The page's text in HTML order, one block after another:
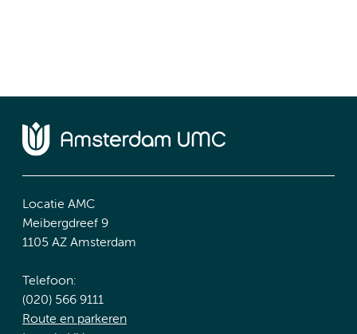
Locatie AMC
Meibergdreef 9
1105 AZ Amsterdam
Telefoon:
(020) 566 9111
Route en parkeren